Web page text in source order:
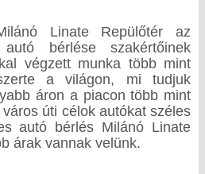
Linate Repülőtér az
bérlése szakértőinek
végzett munka több mint
a világon, mi tudjuk
áron a piacon több mint
úti célok autókat széles
autó bérlés Milánó Linate
árak vannak velünk.